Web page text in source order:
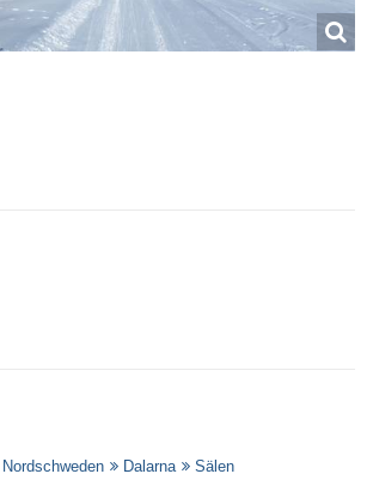
Nordschweden Dalarna Sälen